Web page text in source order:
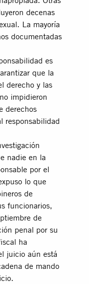
decenas
La mayoría
documentadas
es
que la
derecho y las
impidieron
derechos
responsabilidad
nadie en la
por el
lo que
de
funcionarios,
de
penal por su
ha
juicio aún está
de mando